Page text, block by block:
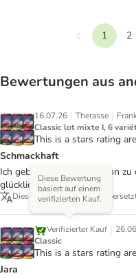
Vorherige
1 2
Bewertungen aus
16.07.26 | Therasse |
Classic lot mixte I, 6
This is a stars rating
Schmackhaft
Ich gebe ein bisschen davon
glücklich!
Diese Bewertung wurde
Verifizierter Kauf
Diese Bewertung
basiert auf einem
verifizierten Kauf.
|
Classic
This is a stars rating
Jara